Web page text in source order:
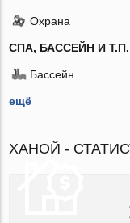
Охрана
СПА, БАССЕЙН И Т.П.
Бассейн
ещё
ХАНОЙ -